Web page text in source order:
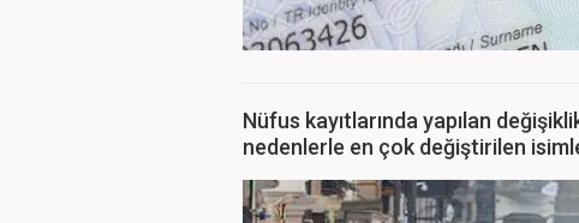
Nüfus kayıtlarında yapılan
nedenlerle en çok değiştirilen